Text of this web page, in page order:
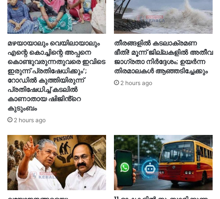
മഴയായാലും വെയിലായാലും
എന്റെ കൊച്ചിന്റെ അപ്പനെ
കൊണ്ടുവരുന്നതുവരെ ഇവിടെ
ഇരുന്ന് പ്രതിഷേധിക്കും’;
റോഡില്‍ കുത്തിയിരുന്ന്
പ്രതിഷേധിച്ച് കടലില്‍
കാണാതായ ഷിജിൻ്റെ
കുടുംബം
2 hours ago
തീരങ്ങളില്‍ കടലാക്രമണ
ഭീതി! മൂന്ന് ജില്ലകളിൽ അതീവ
ജാഗ്രതാ നിർദ്ദേശം; ഉയർന്ന
തിരമാലകൾ ആഞ്ഞടിച്ചേക്കും
2 hours ago